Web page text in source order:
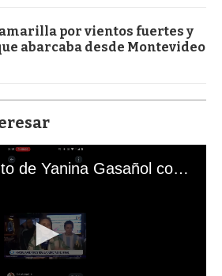
por vientos fuertes y
abarcaba desde Montevideo
El mal momento de Yanina Gasañol con un hincha argentino en "Subrayado"